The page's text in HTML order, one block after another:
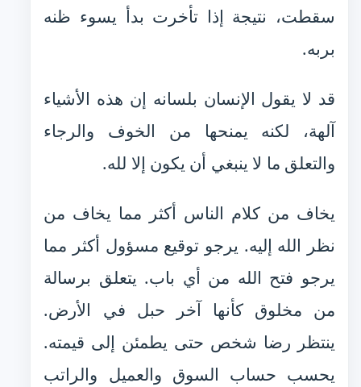
سقطت، نتيجة إذا تأخرت بدأ يسوء ظنه
بربه.
قد لا يقول الإنسان بلسانه إن هذه الأشياء
آلهة، لكنه يمنحها من الخوف والرجاء
والتعلق ما لا ينبغي أن يكون إلا لله.
يخاف من كلام الناس أكثر مما يخاف من
نظر الله إليه. يرجو توقيع مسؤول أكثر مما
يرجو فتح الله من أي باب. يتعلق برسالة
من مخلوق كأنها آخر حبل في الأرض.
ينتظر رضا شخص حتى يطمئن إلى قيمته.
يحسب حساب السوق والعميل والراتب